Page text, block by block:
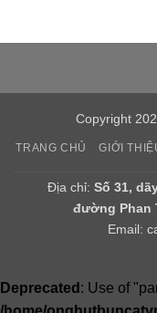
Copyright
TRANG CHỦ GIỚI
Địa chỉ: Số 31,
đường Phan
Email:
Deprecated : Use of